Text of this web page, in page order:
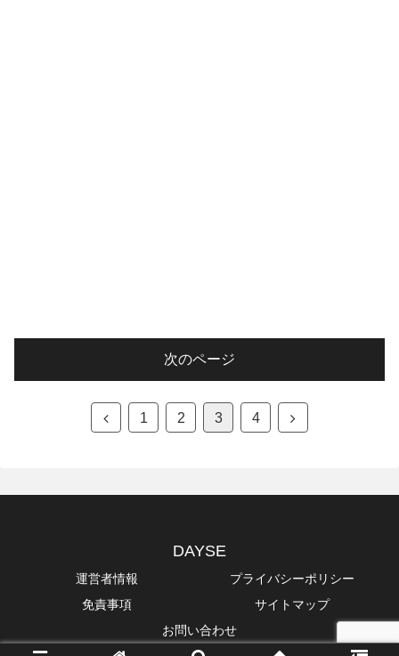
次のページ
1 2 3 4
DAYSE
運営者情報
プライバシーポリシー
免責事項
サイトマップ
お問い合わせ